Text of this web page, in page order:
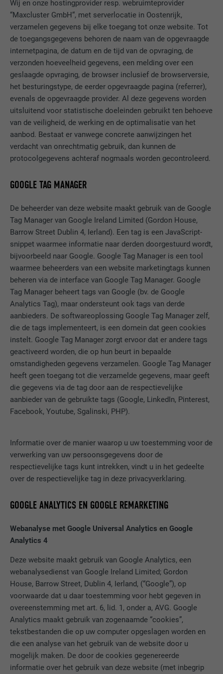
Wij en onze hostingprovider resp. webruimteprovider
“Maxcluster GmbH“, met serverlocatie in Oostenrijk,
verzamelen gegevens bij elke toegang tot onze website. Tot
de toegangsgegevens behoren de naam van de opgevraagde
internetpagina, de datum en de tijd van de opvraging, de
verzonden hoeveelheid gegevens, een melding over een
geslaagde opvraging, de browser inclusief de browserversie,
het besturingstype, de eerder opgevraagde pagina (referrer),
evenals de opgevraagde provider. Al deze gegevens worden
uitsluitend voor statistische doeleinden gebruikt ten behoeve
van de veiligheid, de werking en de optimalisatie van het
aanbod. Bestaat er vanwege concrete aanwijzingen het
verdacht van onrechtmatig gebruik, dan kunnen de
protocolgegevens achteraf nogmaals worden gecontroleerd.
GOOGLE TAG MANAGER
De beheerder van deze website maakt gebruik van de Google
Tag Manager van Google Ireland Limited (Gordon House,
Barrow Street Dublin 4, Ierland). Een tag is een JavaScript-
snippet waarmee informatie naar derden doorgestuurd wordt,
bijvoorbeeld naar Google. Google Tag Manager is een tool
waarmee beheerders van een website marketingtags kunnen
beheren via de interface van Google Tag Manager. Google
Tag Manager beheert tags van Google (bv. de Google
Analytics Tag), maar ondersteunt ook tags van derde
aanbieders. De softwareoplossing Google Tag Manager zelf,
die de tags implementeert, is een domein dat geen cookies
instelt. Google Tag Manager zorgt ervoor dat er andere tags
geactiveerd worden, die op hun beurt in bepaalde
omstandigheden gegevens verzamelen. Google Tag Manager
heeft geen toegang tot die verzamelde gegevens, maar geeft
die gegevens via de tag door aan de respectievelijke
aanbieder van de gebruikte tags (Google, LinkedIn, Pinterest,
Facebook, Youtube, Sgalinski, PHP).
Informatie over de manier waarop u uw toestemming voor de
verwerking van uw persoonsgegevens door de
respectievelijke tags kunt intrekken, vindt u in het gedeelte
over de respectievelijke tag in deze privacyverklaring.
GOOGLE ANALYTICS EN GOOGLE REMARKETING
Webanalyse met Google Universal Analytics en Google
Analytics 4
Deze website maakt gebruik van Google Analytics, een
webanalysedienst van Google Ireland Limited; Gordon
House, Barrow Street, Dublin 4, Ierland, (“Google”), op
voorwaarde dat u daar toestemming voor hebt gegeven in
overeenstemming met art. 6, lid. 1, onder a, AVG. Google
Analytics maakt gebruik van zogenaamde “cookies”,
tekstbestanden die op uw computer opgeslagen worden en
die een analyse van het gebruik van de website door u
mogelijk maken. De door de cookies gegenereerde
informatie over het gebruik van deze website (met inbegrip
NAAM _gaexp
AANBIEDER Google Optimize
VERVALTIJD 90 dagen
DOEL
Wordt bij wijze van test geplaatst om te
controleren of de browser het plaatsen
van cookies toestaat. Bevat geen
identificatiekenmerken.
DOEL
taalversie van een website op.
NAAM lang
AANBIEDER LinkedIn
VERVALTIJD Sessie
DOEL
Ingesteld door LinkedIn wanneer een
website een ingebed "Volg ons"-venster
bevat.
AANBIEDER LinkedIn
VERVALTIJD 2 jaar
DOEL
Gebruikt door de socialnetworking-dienst
LinkedIn voor het volgen van het gebruik
van ingebedde diensten.
NAAM bscookie
AANBIEDER LinkedIn
VERVALTIJD
DOEL
Gebruikt door de socialnetworking-dienst
LinkedIn voor het volgen van het gebruik
van ingebedde diensten.
NAAM UserMatchHistory
VERVALTIJD 29 dagen
Wordt gebruikt om bezoekers op meerdere
voorkeuren van de bezoeker relevante
NAAM
AANBIEDER LinkedIn
VERVALTIJD 1 dag
DOEL
Gebruikt door de socialnetworking-dienst
LinkedIn voor het volgen van het gebruik
van ingebedde diensten.
NAAM lissc